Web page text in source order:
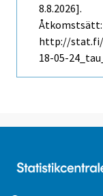
8.8.2026].
Åtkomstsätt:
http://stat.fi/
18-05-